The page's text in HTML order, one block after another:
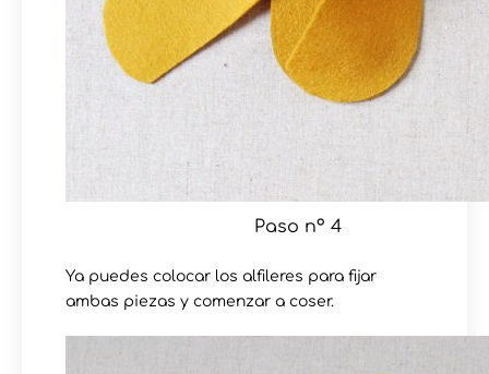
Paso nº 4
Ya puedes colocar los alfileres para fijar
ambas piezas y comenzar a coser.